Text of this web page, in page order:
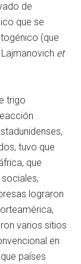
de
que se
(que
et
trigo
tuvo que
que
lograron
varios sitios
en
países